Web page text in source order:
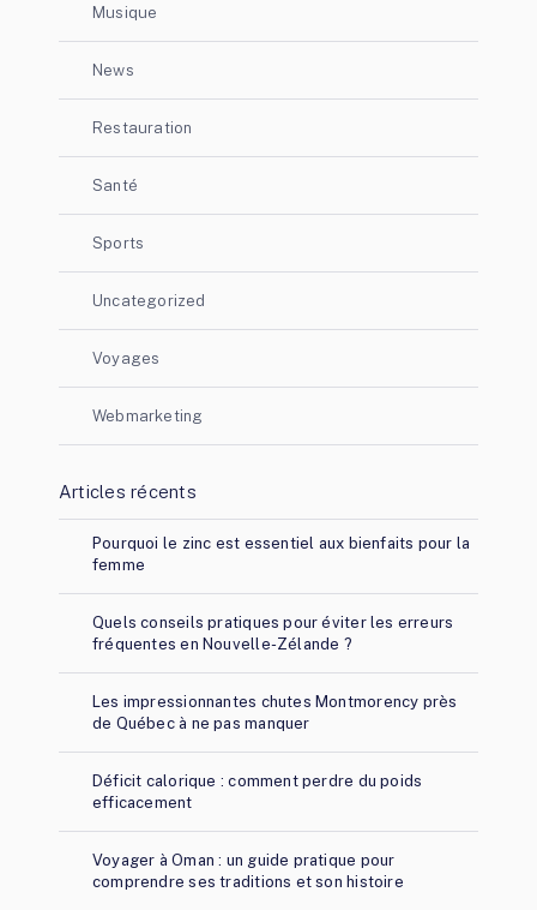
Musique
News
Restauration
Santé
Sports
Uncategorized
Voyages
Webmarketing
Articles récents
Pourquoi le zinc est essentiel aux bienfaits pour la
femme
Quels conseils pratiques pour éviter les erreurs
fréquentes en Nouvelle-Zélande ?
Les impressionnantes chutes Montmorency près
de Québec à ne pas manquer
Déficit calorique : comment perdre du poids
efficacement
Voyager à Oman : un guide pratique pour
comprendre ses traditions et son histoire